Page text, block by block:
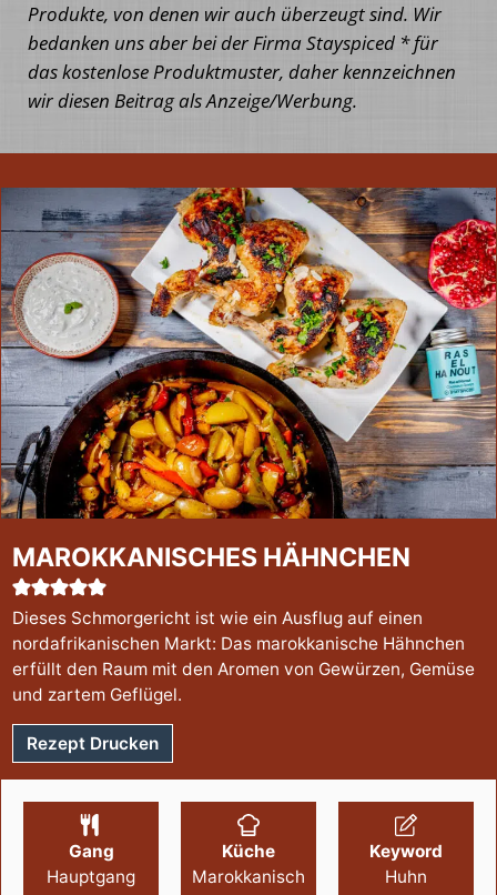
Produkte, von denen wir auch überzeugt sind. Wir
bedanken uns aber bei der Firma Stayspiced * für
das kostenlose Produktmuster, daher kennzeichnen
wir diesen Beitrag als Anzeige/Werbung.
MAROKKANISCHES HÄHNCHEN
Dieses Schmorgericht ist wie ein Ausflug auf einen
nordafrikanischen Markt: Das marokkanische Hähnchen
erfüllt den Raum mit den Aromen von Gewürzen, Gemüse
und zartem Geflügel.
Rezept Drucken
Gang
Hauptgang
Küche
Marokkanisch
Keyword
Huhn